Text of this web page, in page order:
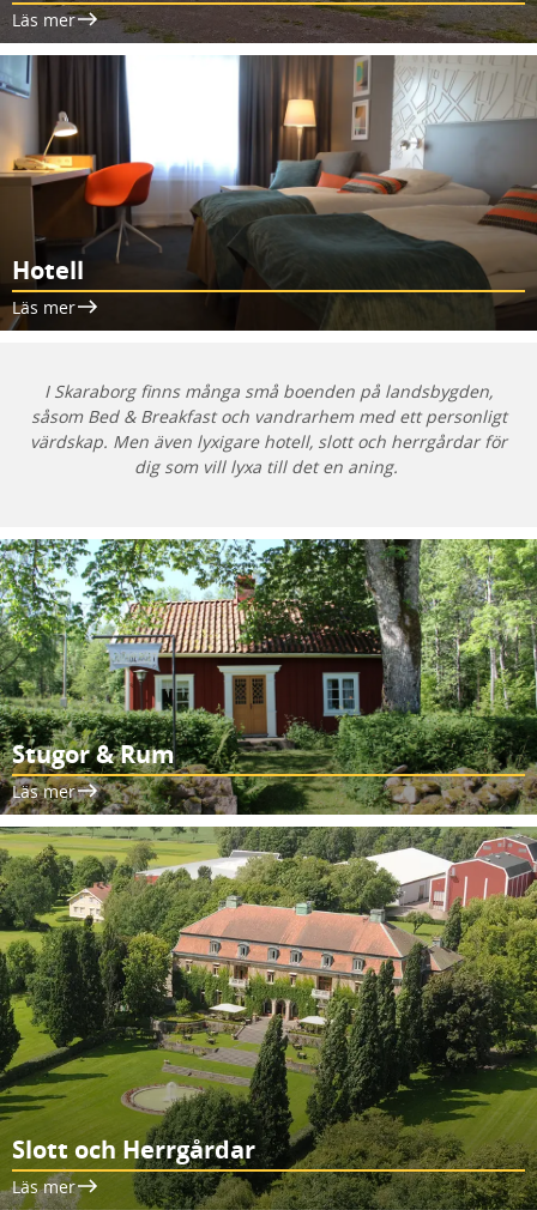
Läs mer
Hotell
Läs mer
I Skaraborg finns många små boenden på landsbygden,
såsom Bed & Breakfast och vandrarhem med ett personligt
värdskap. Men även lyxigare hotell, slott och herrgårdar för
dig som vill lyxa till det en aning.
Stugor & Rum
Läs mer
Slott och Herrgårdar
Läs mer